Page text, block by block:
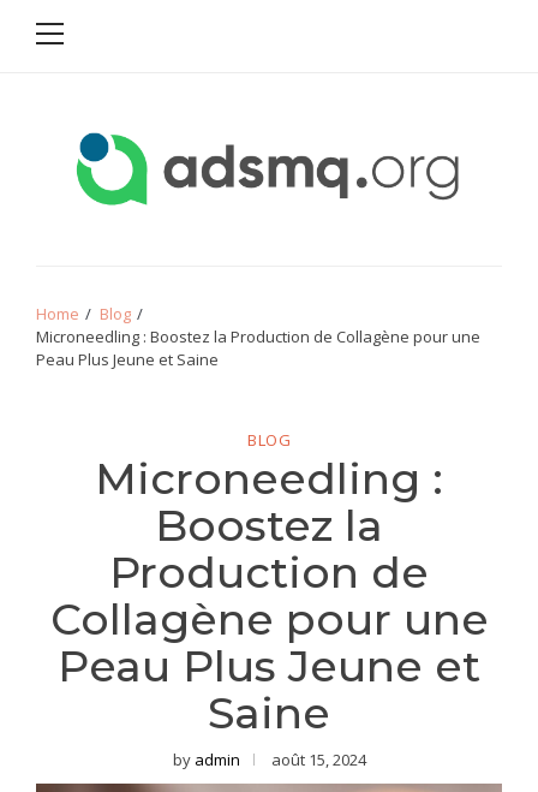
Home
Blog
Microneedling : Boostez la Production de Collagène pour une
Peau Plus Jeune et Saine
BLOG
Microneedling :
Boostez la
Production de
Collagène pour une
Peau Plus Jeune et
Saine
by admin août 15, 2024